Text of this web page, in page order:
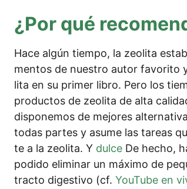
¿Por qué
Hace algún tiem­po, la zeo­li­ta
ment­os de nues­tro autor favo­ri­to
li­ta en su pri­mer libro. Pero los
pro­duc­tos de zeo­li­ta de alta
dis­po­ne­mos de mejo­res
todas par­tes y asu­me las tare­as
te a la zeo­li­ta. Y dul­ce De hecho,
podi­do eli­mi­nar un máxi­mo de
trac­to diges­tivo (cf. You­Tube en